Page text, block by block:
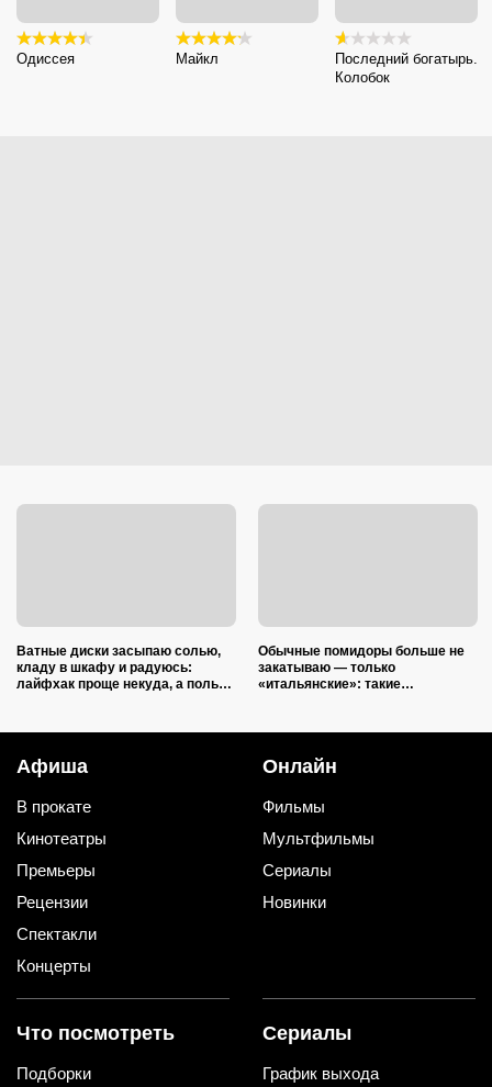
Одиссея Майкл
Последний богатырь.
Колобок
Ватные диски засыпаю солью,
кладу в шкафу и радуюсь:
лайфхак проще некуда, а пользы
Обычные помидоры больше не
закатываю — только
«итальянские»: такие
Афиша
В прокате
Кинотеатры
Премьеры
Рецензии
Спектакли
Концерты
Онлайн
Фильмы
Мультфильмы
Сериалы
Новинки
Что посмотреть
Подборки
Сериалы
График выхода